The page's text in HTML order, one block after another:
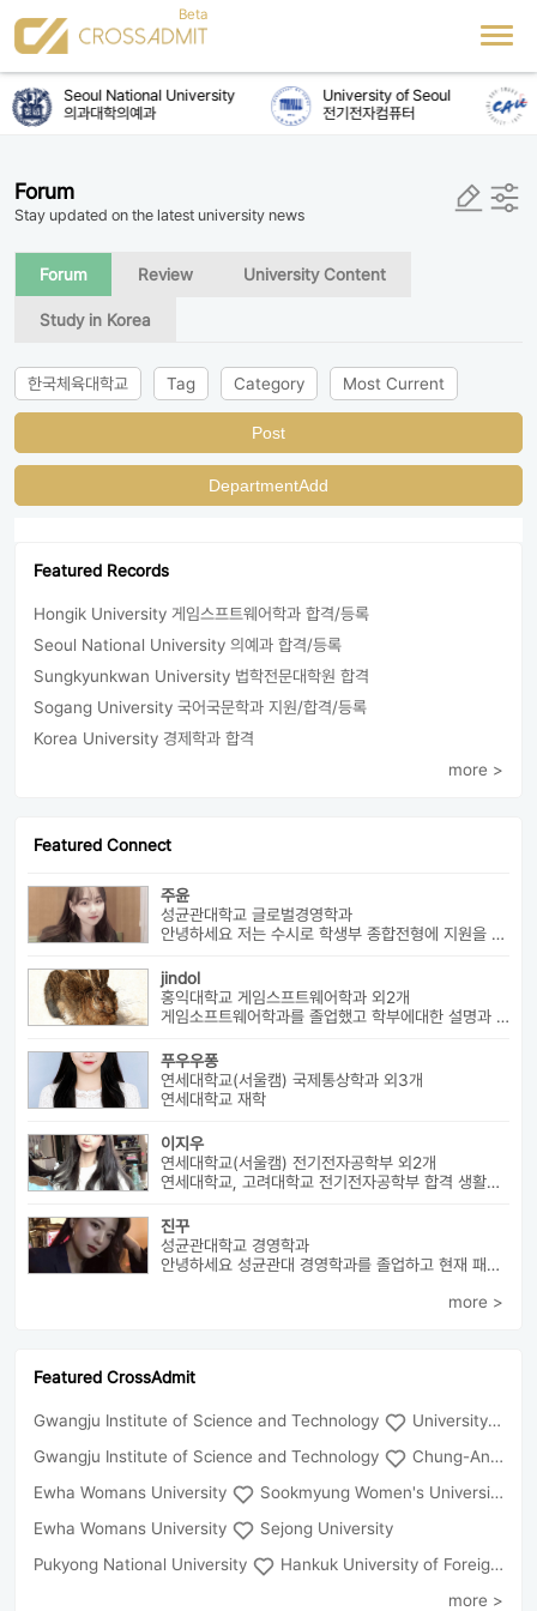
Seoul National University
의과대학의예과
University of Seoul
전기전자컴퓨터
Forum
Stay updated on the latest university news
Forum Review University Content
Study in Korea
한국체육대학교 Tag Category Most Current
Post
DepartmentAdd
Featured Records
Hongik University 게임스프트웨어학과 합격/등록
Seoul National University 의예과 합격/등록
Sungkyunkwan University 법학전문대학원 합격
Sogang University 국어국문학과 지원/합격/등록
Korea University 경제학과 합격
more >
Featured Connect
주윤
성균관대학교 글로벌경영학과
안녕하세요 저는 수시로 학생부 종합전형에 지원을 해 성균관 대학교 글로...
jindol
홍익대학교 게임스프트웨어학과 외2개
게임소프트웨어학과를 졸업했고 학부에대한 설명과 진로에대해서 알려드릴수 ...
푸우우퐁
연세대학교(서울캠) 국제통상학과 외3개
연세대학교 재학
이지우
연세대학교(서울캠) 전기전자공학부 외2개
연세대학교, 고려대학교 전기전자공학부 합격 생활기록부, 내신, 활동 등...
진꾸
성균관대학교 경영학과
안녕하세요 성균관대 경영학과를 졸업하고 현재 패션 회사 기획자로 있습니...
more >
Featured CrossAdmit
Gwangju Institute of Science and Technology
University of Seoul
Gwangju Institute of Science and Technology
Chung-Ang University
Ewha Womans University
Sookmyung Women's University
Ewha Womans University
Sejong University
Pukyong National University
Hankuk University of Foreign Studies(Global Campus
more >